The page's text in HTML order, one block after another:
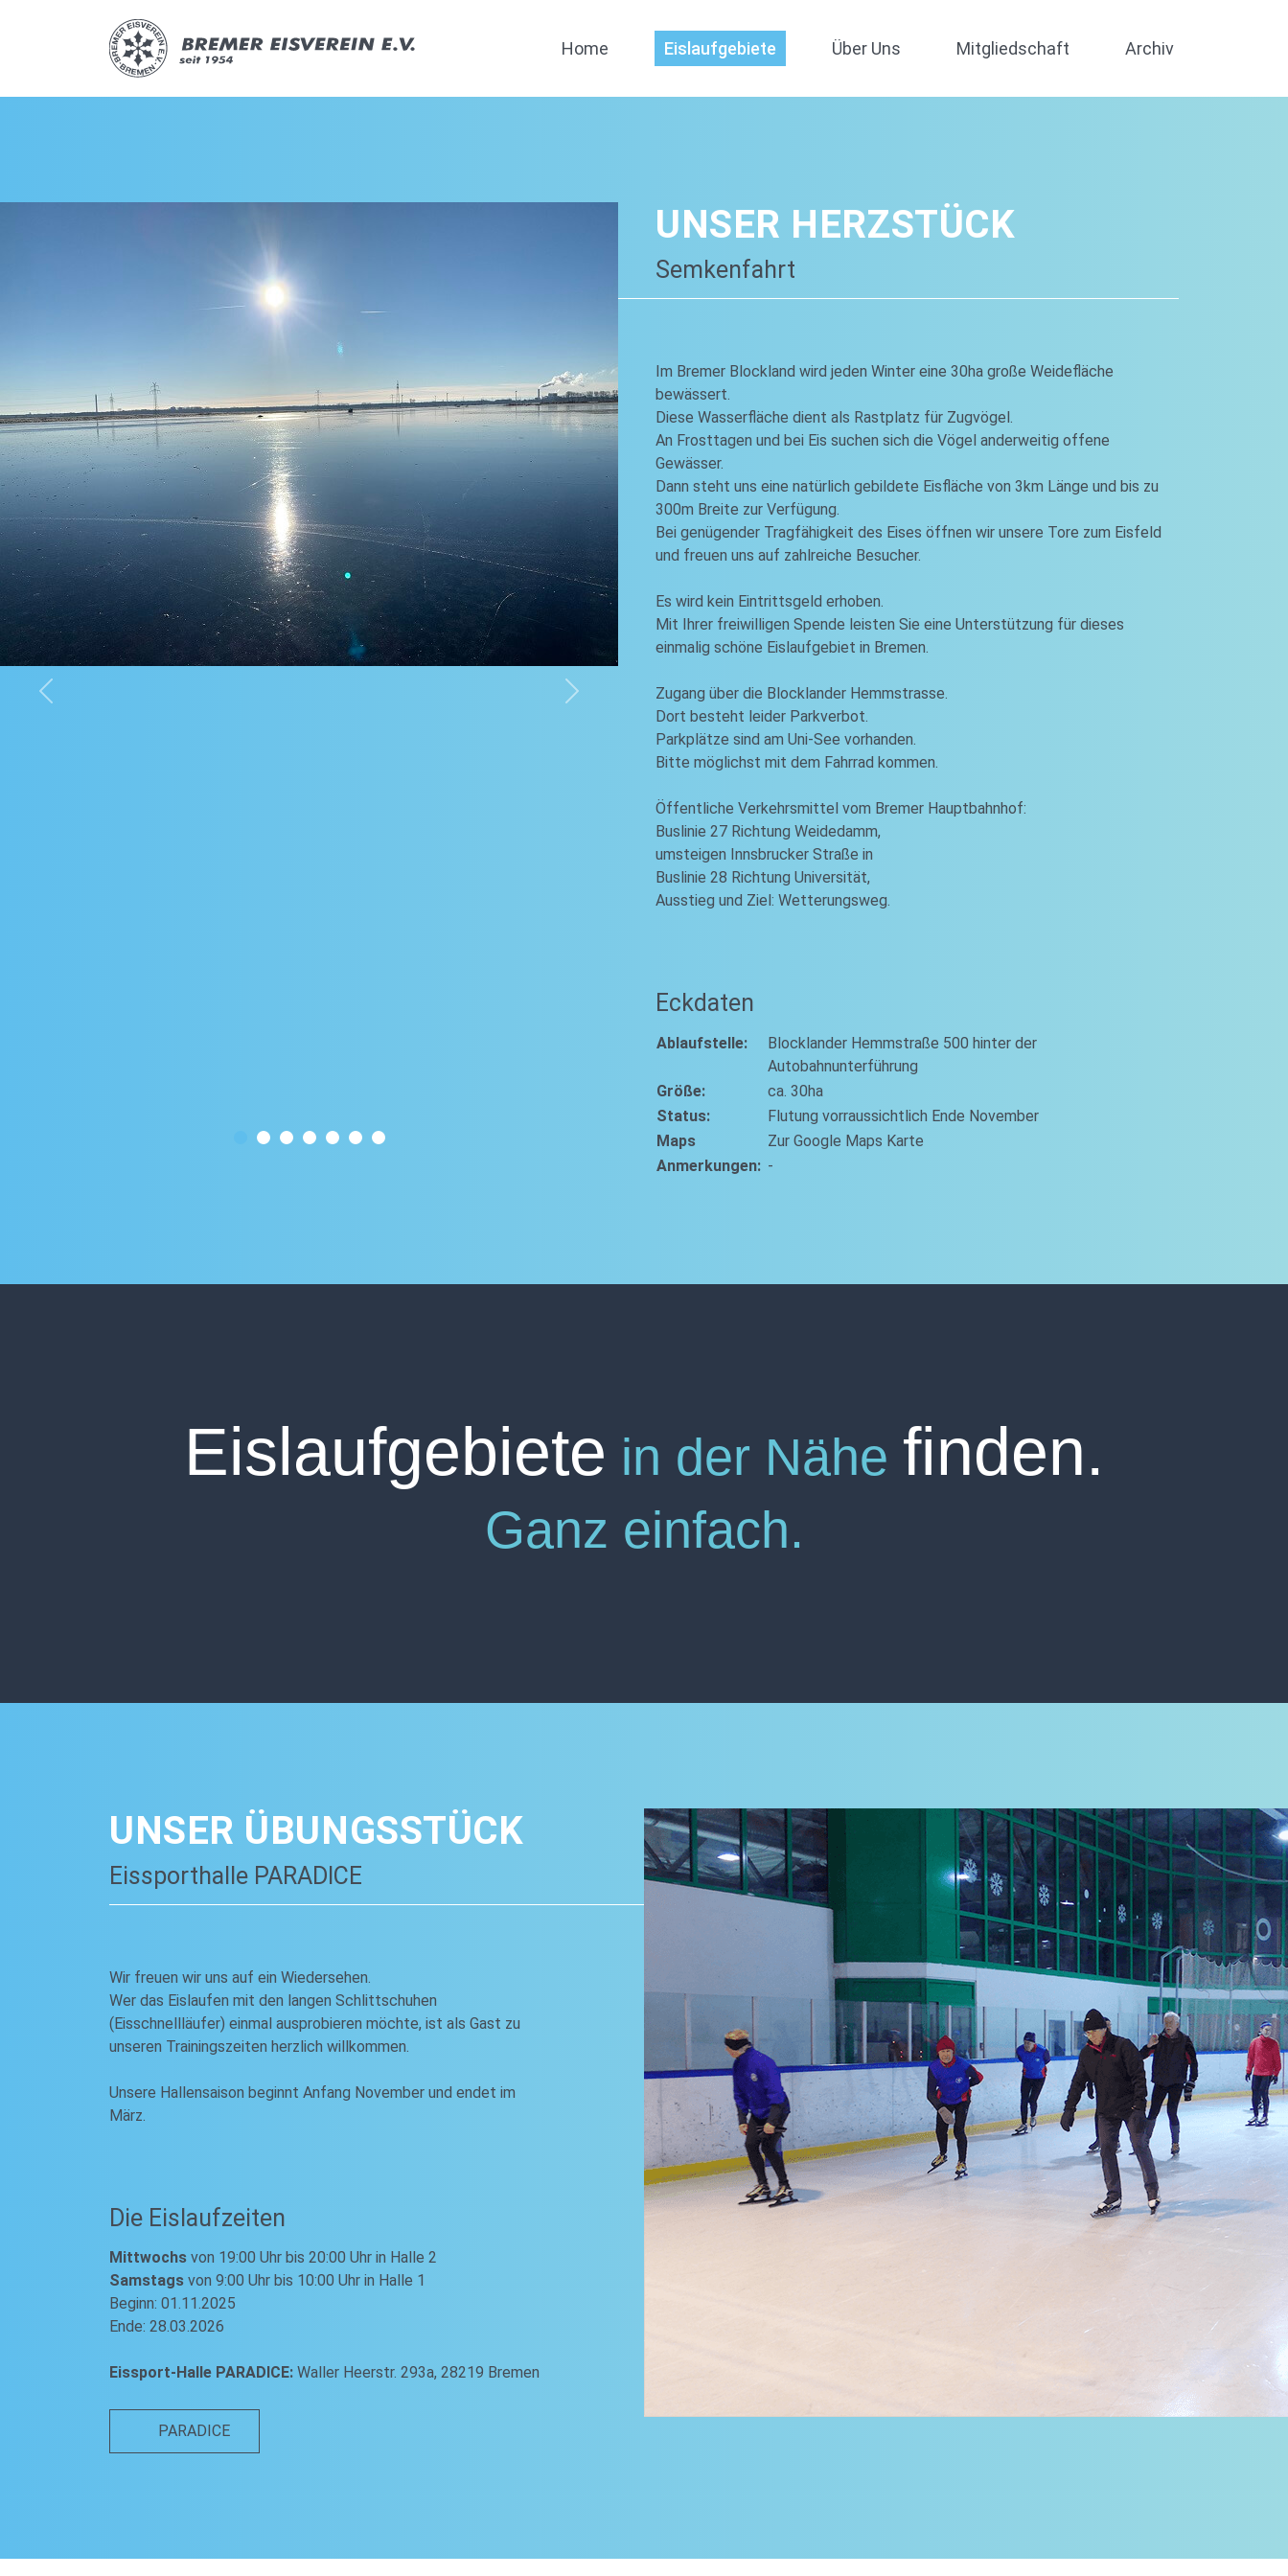
Home Eislaufgebiete Über Uns Mitgliedschaft Archiv
Previous Next
UNSER HERZSTÜCK
Semkenfahrt
Im Bremer Blockland wird jeden Winter eine 30ha große Weidefläche
bewässert.
Diese Wasserfläche dient als Rastplatz für Zugvögel.
An Frosttagen und bei Eis suchen sich die Vögel anderweitig offene
Gewässer.
Dann steht uns eine natürlich gebildete Eisfläche von 3km Länge und bis zu
300m Breite zur Verfügung.
Bei genügender Tragfähigkeit des Eises öffnen wir unsere Tore zum Eisfeld
und freuen uns auf zahlreiche Besucher.
Es wird kein Eintrittsgeld erhoben.
Mit Ihrer freiwilligen Spende leisten Sie eine Unterstützung für dieses
einmalig schöne Eislaufgebiet in Bremen.
Zugang über die Blocklander Hemmstrasse.
Dort besteht leider Parkverbot.
Parkplätze sind am Uni-See vorhanden.
Bitte möglichst mit dem Fahrrad kommen.
Öffentliche Verkehrsmittel vom Bremer Hauptbahnhof:
Buslinie 27 Richtung Weidedamm,
umsteigen Innsbrucker Straße in
Buslinie 28 Richtung Universität,
Ausstieg und Ziel: Wetterungsweg.
Eckdaten
Ablaufstelle:
Blocklander Hemmstraße 500 hinter der
Autobahnunterführung
Größe:
ca. 30ha
Status:
Flutung vorraussichtlich Ende November
Maps
Zur Google Maps Karte
Anmerkungen: -
Eislaufgebiete in der Nähe finden.
Ganz einfach.
UNSER ÜBUNGSSTÜCK
Eissporthalle PARADICE
Wir freuen wir uns auf ein Wiedersehen.
Wer das Eislaufen mit den langen Schlittschuhen
(Eisschnellläufer) einmal ausprobieren möchte, ist als Gast zu
unseren Trainingszeiten herzlich willkommen.
Unsere Hallensaison beginnt Anfang November und endet im
März.
Die Eislaufzeiten
Mittwochs von 19:00 Uhr bis 20:00 Uhr in Halle 2
Samstags von 9:00 Uhr bis 10:00 Uhr in Halle 1
Beginn: 01.11.2025
Ende: 28.03.2026
Eissport-Halle PARADICE: Waller Heerstr. 293a, 28219 Bremen
PARADICE